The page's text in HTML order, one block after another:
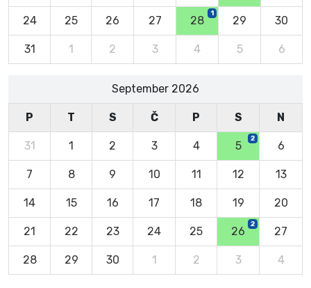
24 25 26 27 28
1
29 30
31 1 2 3 4 5 6
September 2026
P T S Č P S N
31 1 2 3 4 5
2
6
7 8 9 10 11 12 13
14 15 16 17 18 19 20
21 22 23 24 25 26
2
27
28 29 30 1 2 3 4